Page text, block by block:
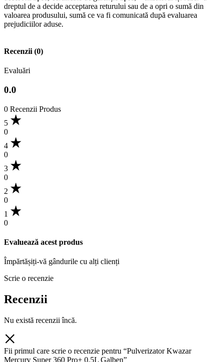
dreptul de a decide acceptarea returului sau de a opri o sumă din
valoarea produsului, sumă ce va fi comunicată după evaluarea
prejudiciilor aduse.
Recenzii (0)
Evaluări
0.0
0 Recenzii Produs
5
0
4
0
3
0
2
0
1
0
Evaluează acest produs
Împărtășiți-vă gândurile cu alți clienți
Scrie o recenzie
Recenzii
Nu există recenzii încă.
Fii primul care scrie o recenzie pentru “Pulverizator Kwazar
Mercury Super 360 Pro+ 0.5L Galben”